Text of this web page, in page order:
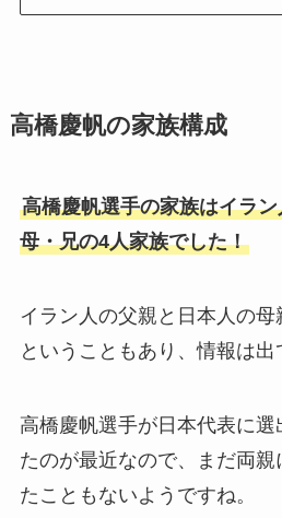
高橋慶帆の家族構成
高橋慶帆選手の家族はイラ
母・兄の4人家族でした！
イラン人の父親と日本人の母
ということもあり、情報は出
高橋慶帆選手が日本代表に
たのが最近なので、まだ両
たこともないようですね。